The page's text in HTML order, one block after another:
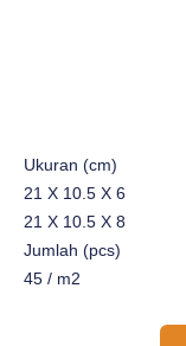
Ukuran (cm)
21 X 10.5 X 6
21 X 10.5 X 8
Jumlah (pcs)
45 / m2